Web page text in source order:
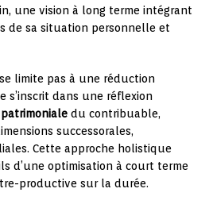
une vision à long terme intégrant
de sa situation personnelle et
limite pas à une réduction
s’inscrit dans une réflexion
du contribuable,
successorales,
Cette approche holistique
d’une optimisation à court terme
productive sur la durée.